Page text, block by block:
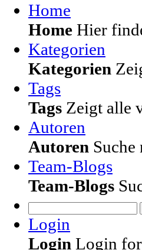
Home
Home Hier
Kategorien
Kategorien
Tags
Tags Zeigt alle
Autoren
Autoren
Team-Blogs
Team-Blogs
Login
Login Login